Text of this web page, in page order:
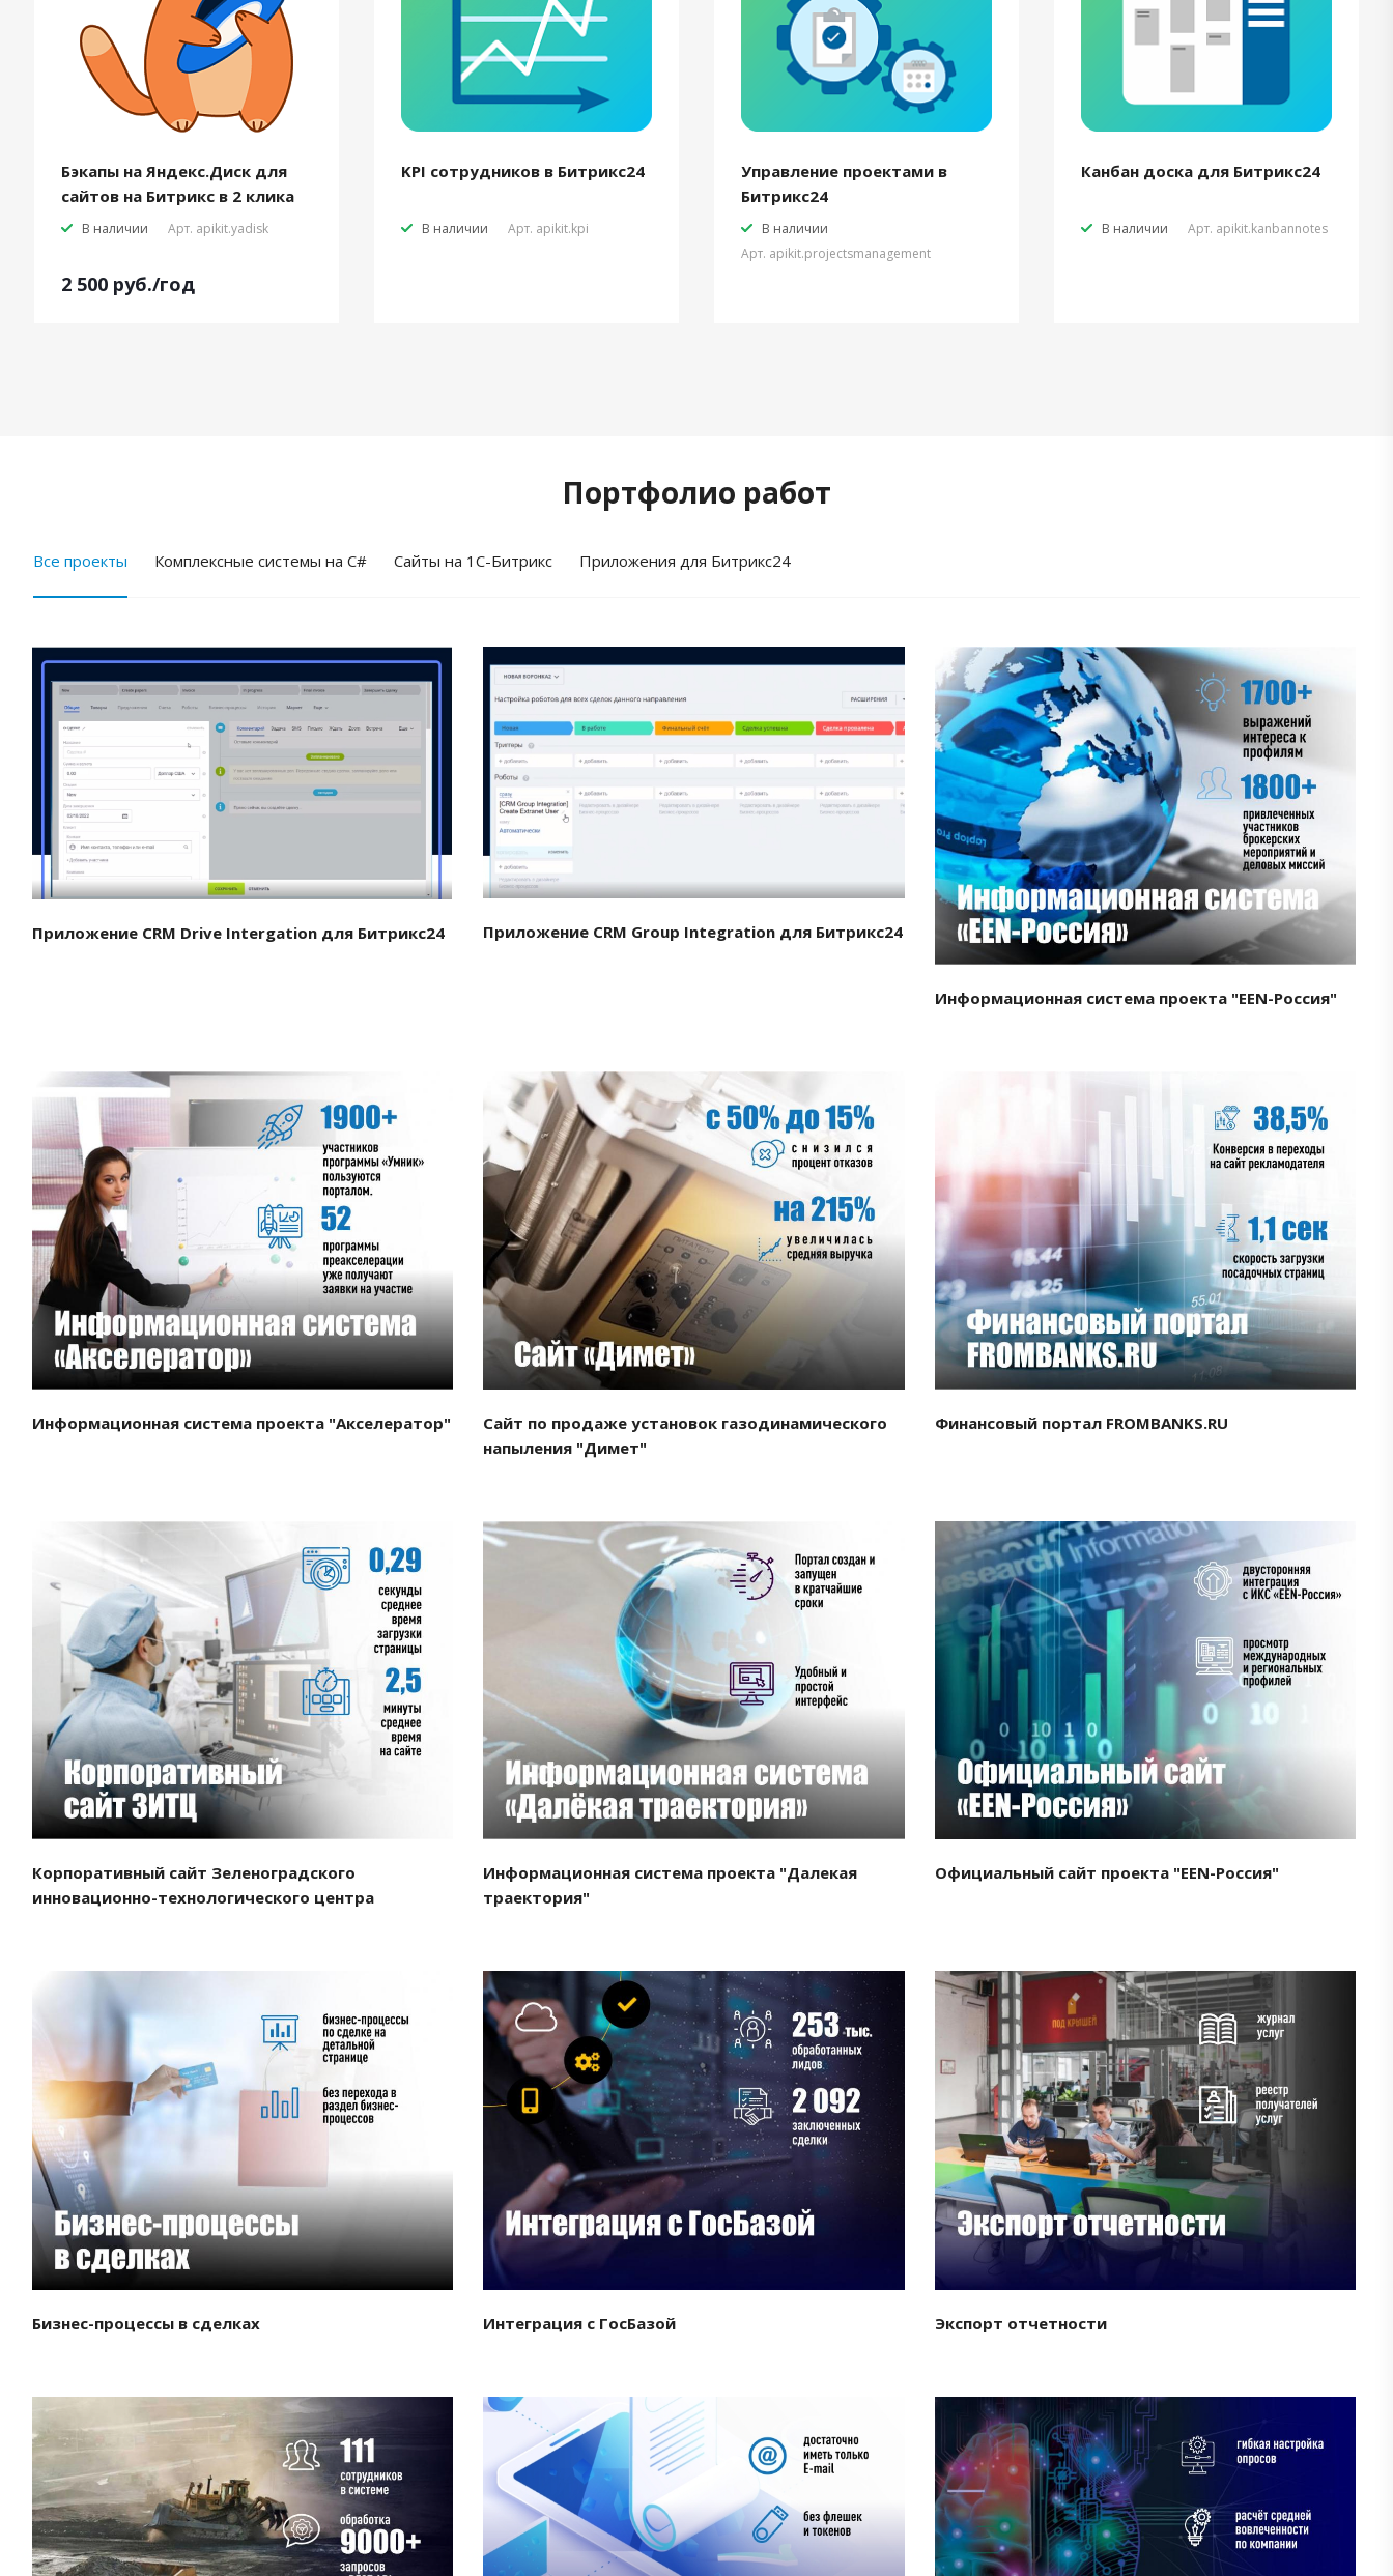
Бэкапы на Яндекс.Диск для
сайтов на Битрикс в 2 клика
В наличии Арт. apikit.yadisk
2 500 руб./год
KPI сотрудников в Битрикс24
В наличии Арт. apikit.kpi
Управление проектами в
Битрикс24
В наличии
Арт. apikit.projectsmanagement
Канбан доска для Битрикс24
В наличии Арт. apikit.kanbannotes
Портфолио работ
Все проекты Комплексные системы на C# Cайты на 1С-Битрикс Приложения для Битрикс24
Смотреть проект
Приложение CRM Drive Intergation для Битрикс24 Приложение CRM Group Integration для Битрикс24
Смотреть проект
Информационная система проекта "EEN-Россия"
Смотреть проект
Информационная система проекта "Акселератор"
Смотреть проект
Сайт по продаже установок газодинамического
напыления "Димет"
Смотреть проект
Финансовый портал FROMBANKS.RU
Смотреть проект
Корпоративный сайт Зеленоградского
инновационно-технологического центра
Смотреть проект
Информационная система проекта "Далекая
траектория"
Смотреть проект
Официальный сайт проекта "EEN-Россия"
Бизнес-процессы в сделках
Смотреть проект
Интеграция с ГосБазой
Смотреть проект
Экспорт отчетности
Смотреть проект Смотреть проект Смотреть проект